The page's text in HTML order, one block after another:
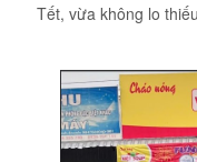
Tết, vừa không lo